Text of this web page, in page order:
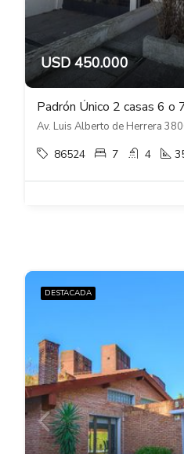
USD 450.000
Av. Luis Alberto de Herrera
86524 7 4
DESTACADA